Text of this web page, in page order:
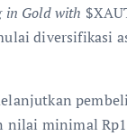
in Gold with
diversifikasi
nilai minimal